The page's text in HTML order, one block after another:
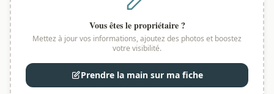
Vous êtes le propriétaire ?
Mettez à jour vos informations, ajoutez des photos et boostez
votre visibilité.
Prendre la main sur ma fiche